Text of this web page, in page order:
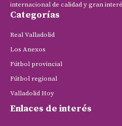
internacional de calidad y gran
Categorías
Real Valladolid
Los Anexos
Fútbol provincial
Fútbol regional
Valladolid Hoy
Enlaces de interés